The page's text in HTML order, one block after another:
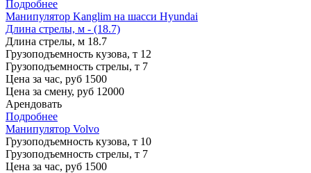
Подробнее
Манипулятор Kanglim на шасси Hyundai
Длина стрелы, м - (18.7)
Длина стрелы, м 18.7
Грузоподъемность кузова, т 12
Грузоподъемность стрелы, т 7
Цена за час, руб 1500
Цена за смену, руб 12000
Арендовать
Подробнее
Манипулятор Volvo
Грузоподъемность кузова, т 10
Грузоподъемность стрелы, т 7
Цена за час, руб 1500